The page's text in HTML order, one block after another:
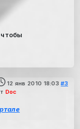
, чтобы
12 янв 2010 18:03 #3
Doc